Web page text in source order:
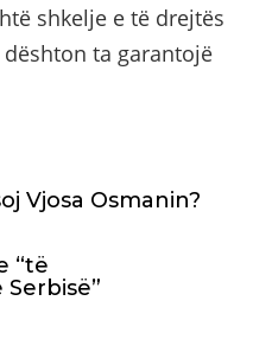
shkelje e të drejtës
ta garantojë
Vjosa Osmanin?
“të